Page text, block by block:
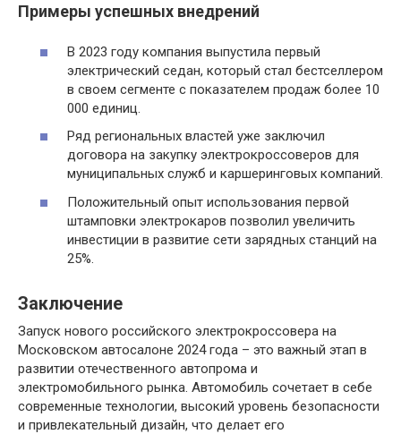
Примеры успешных внедрений
В 2023 году компания выпустила первый
электрический седан, который стал бестселлером
в своем сегменте с показателем продаж более 10
000 единиц.
Ряд региональных властей уже заключил
договора на закупку электрокроссоверов для
муниципальных служб и каршеринговых компаний.
Положительный опыт использования первой
штамповки электрокаров позволил увеличить
инвестиции в развитие сети зарядных станций на
25%.
Заключение
Запуск нового российского электрокроссовера на
Московском автосалоне 2024 года – это важный этап в
развитии отечественного автопрома и
электромобильного рынка. Автомобиль сочетает в себе
современные технологии, высокий уровень безопасности
и привлекательный дизайн, что делает его